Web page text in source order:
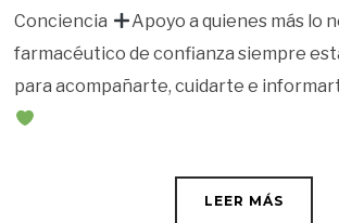
Conciencia
Apoyo a quienes más lo
farmacéutico de confianza siempre
para acompañarte, cuidarte e
LEER MÁS